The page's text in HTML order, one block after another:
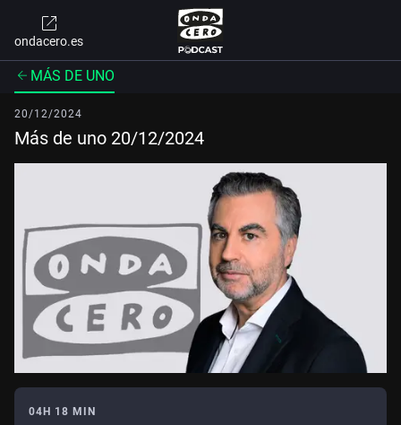
ondacero.es
MÁS DE UNO
20/12/2024
Más de uno 20/12/2024
04H 18 MIN